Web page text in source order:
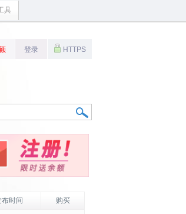
具
登录 HTTPS
布时间 购买